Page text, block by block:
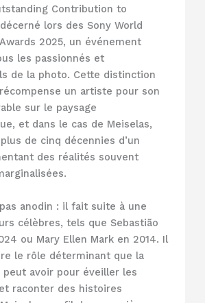
Contribution to
lors des Sony World
2025, un événement
les passionnés et
de la photo. Cette distinction
un artiste pour son
sur le paysage
et dans le cas de Meiselas,
de cinq décennies d’un
des réalités souvent
anodin : il fait suite à une
célèbres, tels que Sebastião
ou Mary Ellen Mark en 2014. Il
le rôle déterminant que la
peut avoir pour éveiller les
raconter des histoires